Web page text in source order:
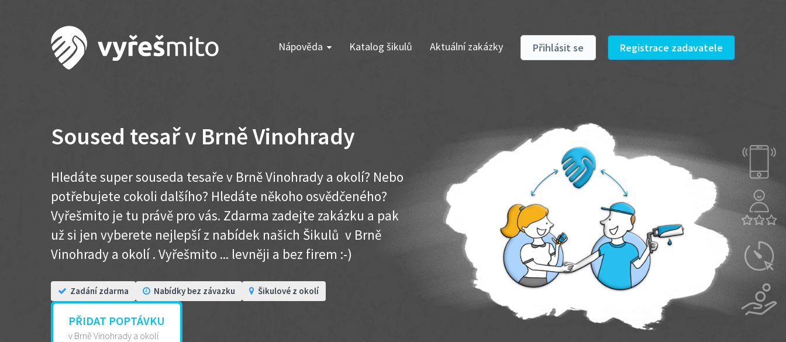
Nápověda Katalog šikulů Aktuální zakázky Přihlásit se Registrace zadavatele
Soused tesař v Brně Vinohrady
Hledáte super souseda tesaře v Brně Vinohrady a okolí? Nebo
potřebujete cokoli dalšího? Hledáte někoho osvědčeného?
Vyřešmito je tu právě pro vás. Zdarma zadejte zakázku a pak
už si jen vyberete nejlepší z nabídek našich Šikulů v Brně
Vinohrady a okolí . Vyřešmito ... levněji a bez firem :-)
Zadání zdarma Nabídky bez závazku Šikulové z okolí
PŘIDAT POPTÁVKU
v Brně Vinohrady a okolí